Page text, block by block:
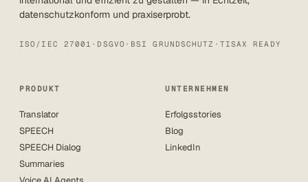
datenschutzkonform und praxiserprobt.
ISO/IEC 27001 · DSGVO · BSI GRUNDSCHUTZ · TISAX READY
PRODUKT
Translator
SPEECH
SPEECH Dialog
Summaries
UNTERNEHMEN
Erfolgsstories
Blog
LinkedIn